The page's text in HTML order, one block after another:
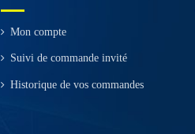
Mon compte
Suivi de commande invité
Historique de vos commandes